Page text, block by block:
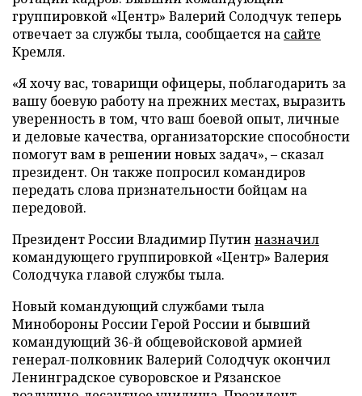
группировкой «Центр» Валерий Солодчук теперь
отвечает за службы тыла, сообщается на сайте
Кремля.
«Я хочу вас, товарищи офицеры, поблагодарить за
вашу боевую работу на прежних местах, выразить
уверенность в том, что ваш боевой опыт, личные
и деловые качества, организаторские способности
помогут вам в решении новых задач», – сказал
президент. Он также попросил командиров
передать слова признательности бойцам на
передовой.
Президент России Владимир Путин назначил
командующего группировкой «Центр» Валерия
Солодчука главой службы тыла.
Новый командующий службами тыла
Минобороны России Герой России и бывший
командующий 36-й общевойсковой армией
генерал-полковник Валерий Солодчук окончил
Ленинградское суворовское и Рязанское